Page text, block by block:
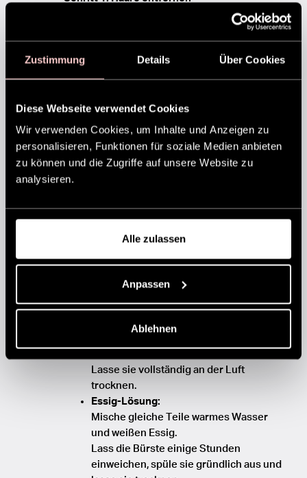
Zustimmung Details Über Cookies
Diese Webseite verwendet Cookies
Wir verwenden Cookies, um Inhalte und Anzeigen zu
personalisieren, Funktionen für soziale Medien anbieten
zu können und die Zugriffe auf unsere Website zu
analysieren.
Alle zulassen
Anpassen
Ablehnen
Olivia Garden Brush Cleaneraus
recycelten Materialien, um festsitzende Haare
umweltfreundliche Tool passt zu allen
Bürstengrößen und -modellen und verlängert
Wähle eine der folgenden Methoden für
saubere und hygienische Bürsten:
Liter Wasser.
(Bambusbürsten auslassen).
Anschließend gut an der Luft trocknen
Shampoo-Wäsche:
Gib warmes Wasser und ein mildes
Shampoo in eine Schüssel.
Lasse sie vollständig an der Luft
trocknen.
Essig-Lösung:
Mische gleiche Teile warmes Wasser
und weißen Essig.
Lass die Bürste einige Stunden
einweichen, spüle sie gründlich aus und